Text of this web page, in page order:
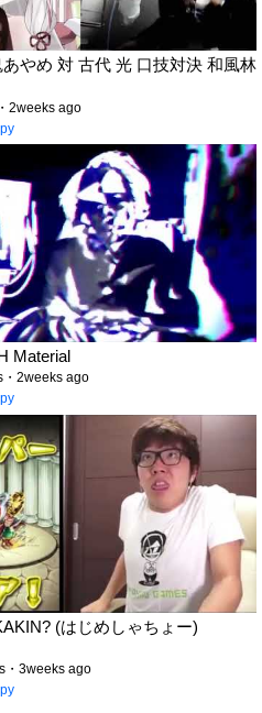
あやめ 対 古代 光 口技対決 和風林
2weeks ago
Material
・2weeks ago
(はじめしゃちょー)
・3weeks ago